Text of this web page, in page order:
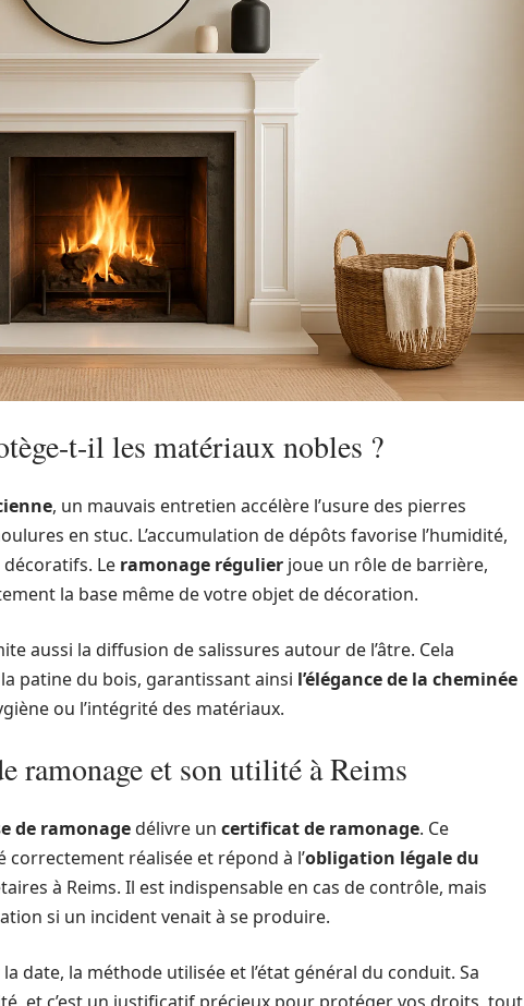
t-il les matériaux nobles ?
, un mauvais entretien accélère l’usure des pierres
en stuc. L’accumulation de dépôts favorise l’humidité,
Le ramonage régulier joue un rôle de barrière,
la base même de votre objet de décoration.
aussi la diffusion de salissures autour de l’âtre. Cela
patine du bois, garantissant ainsi l’élégance de la cheminée
ou l’intégrité des matériaux.
ramonage et son utilité à Reims
de ramonagedélivre un certificat de ramonage. Ce
réalisée et répond à l’obligation légale du
à Reims. Il est indispensable en cas de contrôle, mais
si un incident venait à se produire.
date, la méthode utilisée et l’état général du conduit. Sa